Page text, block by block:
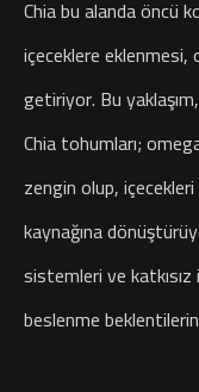
Chia bu alanda öncü
içeceklere eklenmesi,
getiriyor. Bu
Chia tohumları;
zengin olup,
kaynağına
sistemleri ve
beslenme